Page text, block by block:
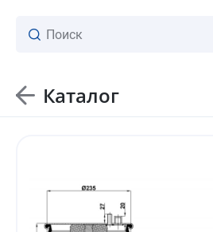
Каталог